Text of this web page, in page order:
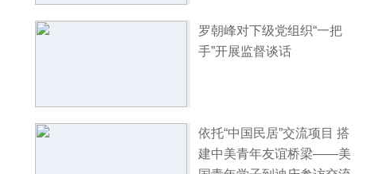
罗朝峰对下级党组织“一把
手”开展监督谈话
依托“中国民居”交流项目 搭
建中美青年友谊桥梁——美